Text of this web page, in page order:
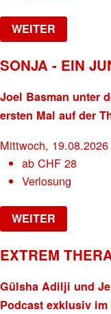
WEITER
SONJA - EIN
Joel Basman unter
ersten Mal auf der
Mittwoch, 19.08.2026
abCHF 28
Verlosung
WEITER
EXTREM
Gülsha Adilji und
Podcast exklusiv im